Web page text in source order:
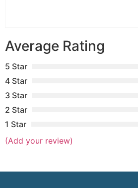
Average Rating
5 Star
4 Star
3 Star
2 Star
1 Star
(Add your review)